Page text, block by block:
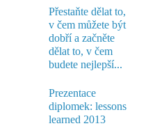
Přestaňte dělat to,
v čem můžete být
dobří a začněte
dělat to, v čem
budete nejlepší...
Prezentace
diplomek: lessons
learned 2013